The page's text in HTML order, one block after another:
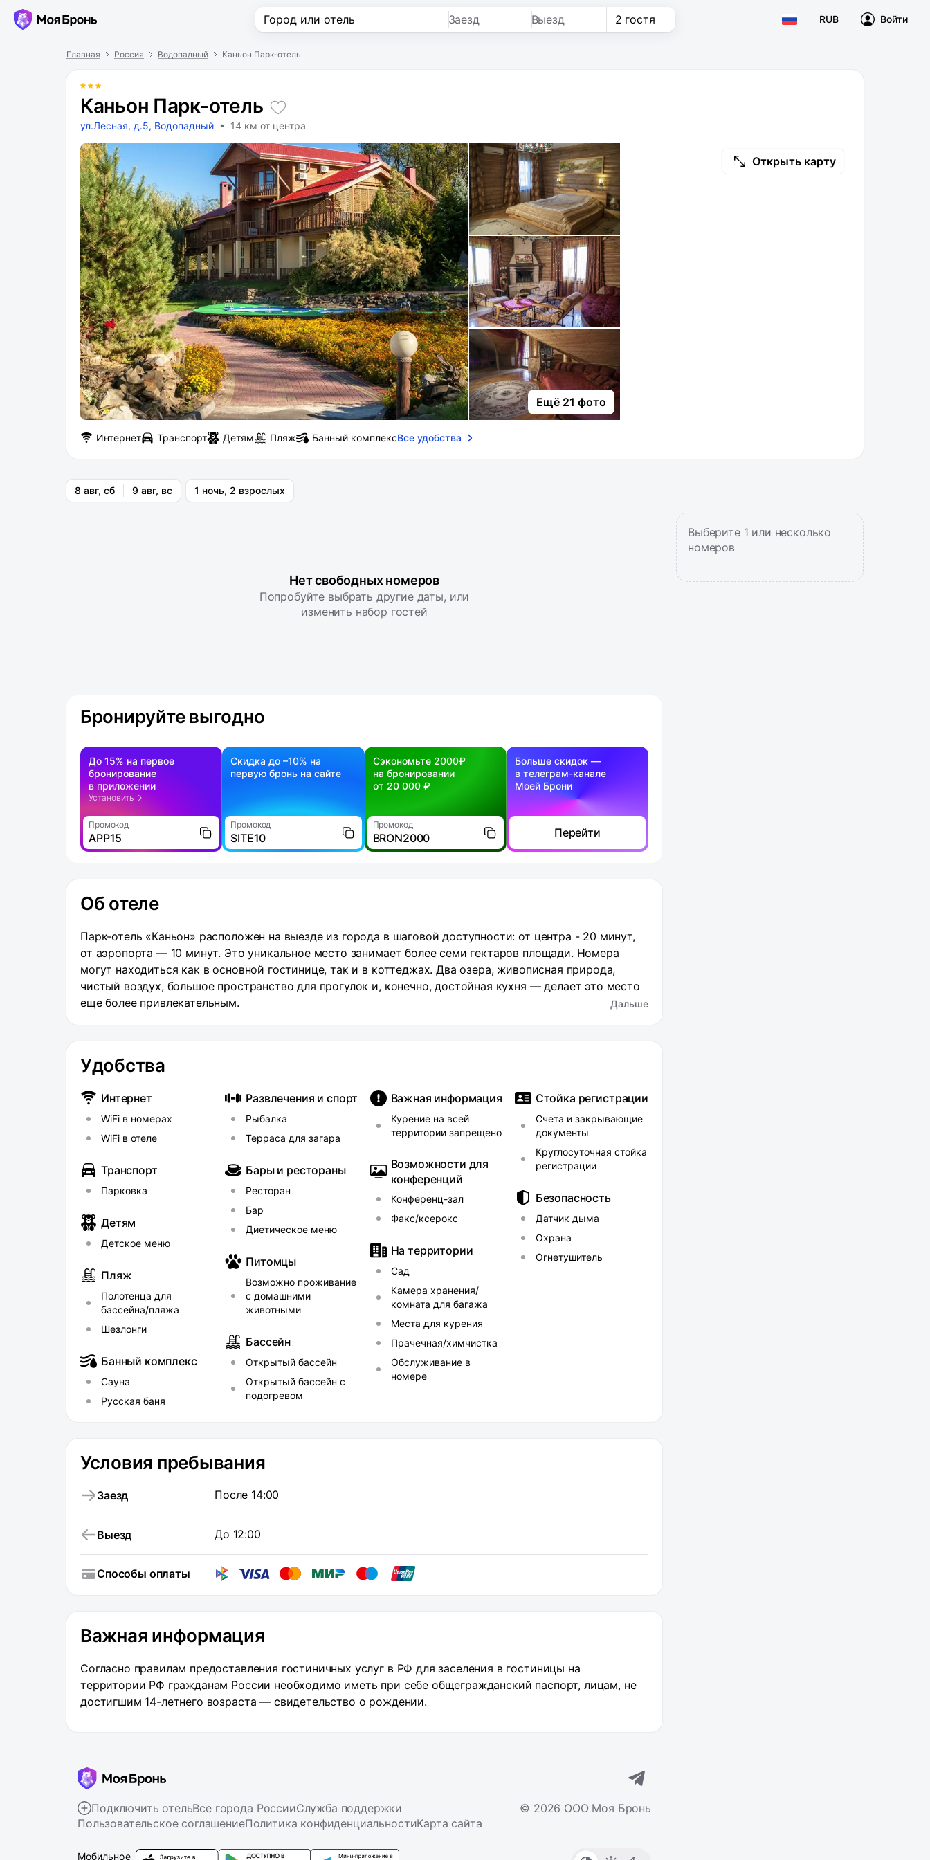
Заезд Выезд 2 гостя RUB Войти
Главная Россия Водопадный Каньон Парк-отель
Каньон Парк-отель
ул.Лесная, д.5, Водопадный • 14 км от центра
Ещё 21 фото
Открыть карту
Интернет Транспорт Детям Пляж Банный комплексВсе удобства
8 авг, сб 9 авг, вс 1 ночь, 2 взрослых
Нет свободных номеров
Попробуйте выбрать другие даты, или
изменить набор гостей
Бронируйте выгодно
До 15% на первое
бронирование
в приложении
Установить
Промокод
APP15
Скидка до –10% на
первую бронь на сайте
Промокод
SITE10
Сэкономьте 2000₽
на бронировании
от 20 000 ₽
Промокод
BRON2000
Больше скидок —
в телеграм-канале
Моей Брони
Перейти
Об отеле
Парк-отель «Каньон» расположен на выезде из города в шаговой доступности: от центра - 20 минут,
от аэропорта — 10 минут. Это уникальное место занимает более семи гектаров площади. Номера
могут находиться как в основной гостинице, так и в коттеджах. Два озера, живописная природа,
чистый воздух, большое пространство для прогулок и, конечно, достойная кухня — делает это место
еще более привлекательным.
Дальше
Удобства
Интернет
WiFi в номерах
WiFi в отеле
Транспорт
Парковка
Детям
Детское меню
Пляж
Полотенца для
бассейна/пляжа
Шезлонги
Банный комплекс
Сауна
Русская баня
Развлечения и спорт
Рыбалка
Терраса для загара
Бары и рестораны
Ресторан
Бар
Диетическое меню
Питомцы
Возможно проживание
с домашними
животными
Бассейн
Открытый бассейн
Открытый бассейн с
подогревом
Важная информация
Курение на всей
территории запрещено
Возможности для
конференций
Конференц-зал
Факс/ксерокс
На территории
Сад
Камера хранения/
комната для багажа
Места для курения
Прачечная/химчистка
Обслуживание в
номере
Стойка регистрации
Счета и закрывающие
документы
Круглосуточная стойка
регистрации
Безопасность
Датчик дыма
Охрана
Огнетушитель
Условия пребывания
Заезд После 14:00
Выезд До 12:00
Способы оплаты
Важная информация
Согласно правилам предоставления гостиничных услуг в РФ для заселения в гостиницы на
территории РФ гражданам России необходимо иметь при себе общегражданский паспорт, лицам, не
достигшим 14-летнего возраста — свидетельство о рождении.
Подключить отельВсе города РоссииСлужба поддержки
Пользовательское соглашениеПолитика конфиденциальностиКарта сайта
© 2026 ООО Моя Бронь
Мобильное
Выберите 1 или несколько
номеров